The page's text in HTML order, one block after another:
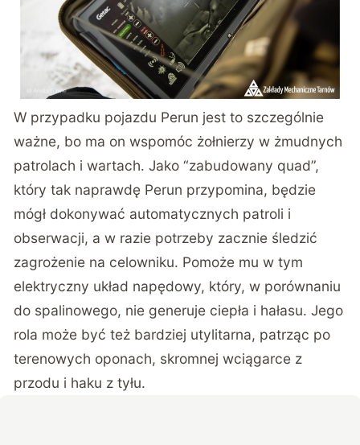
W przypadku pojazdu Perun jest to szczególnie
ważne, bo ma on wspomóc żołnierzy w żmudnych
patrolach i wartach. Jako “zabudowany quad”,
który tak naprawdę Perun przypomina, będzie
mógł dokonywać automatycznych patroli i
obserwacji, a w razie potrzeby zacznie śledzić
zagrożenie na celowniku. Pomoże mu w tym
elektryczny układ napędowy, który, w porównaniu
do spalinowego, nie generuje ciepła i hałasu. Jego
rola może być też bardziej utylitarna, patrząc po
terenowych oponach, skromnej wciągarce z
przodu i haku z tyłu.